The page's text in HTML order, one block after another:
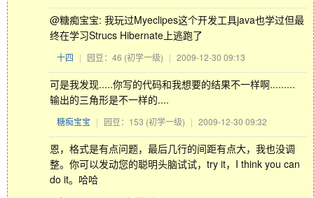
@糖痴宝宝: 我玩过Myeclipes这个开发工具java也学过但最
终在学习Strucs Hibernate上逃跑了
十四 | 园豆：46 (初学一级) | 2009-12-30 09:13
可是我发现.....你写的代码和我想要的结果不一样啊.........
输出的三角形是不一样的....
糖痴宝宝 | 园豆：153 (初学一级) | 2009-12-30 09:32
恩，格式是有点问题，最后几行的间距有点大，我也没调
整。你可以发动您的聪明头脑试试，try it，I think you can
do it。哈哈